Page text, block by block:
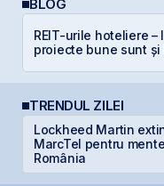
BLOG
REIT-urile hoteliere
proiecte bune sunt
TRENDUL ZILEI
Lockheed Martin
MarcTel pentru
România